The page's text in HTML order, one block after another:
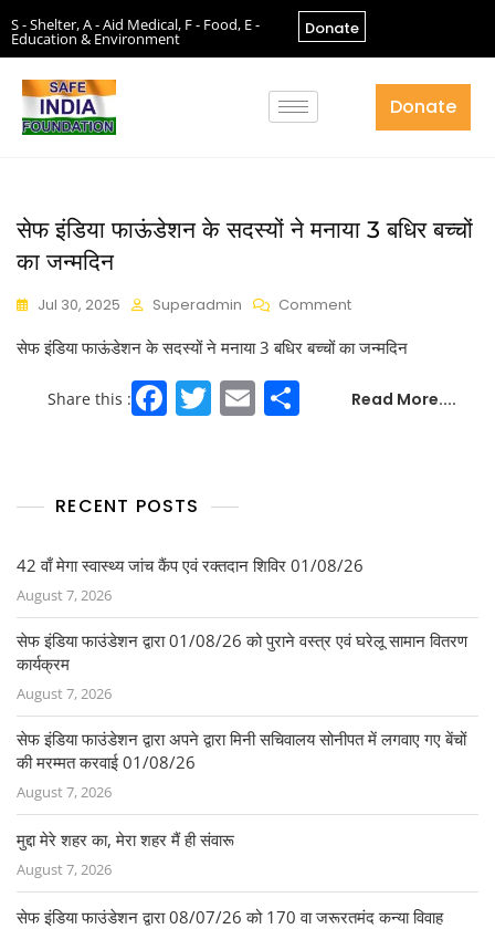
S - Shelter, A - Aid Medical, F - Food, E -
Education & Environment Donate
Donate
सेफ इंडिया फाऊंडेशन के सदस्यों ने मनाया 3 बधिर बच्चों
का जन्मदिन
Jul 30, 2025 Superadmin Comment
सेफ इंडिया फाऊंडेशन के सदस्यों ने मनाया 3 बधिर बच्चों का जन्मदिन
Share this : F
e
o
o
k
T
er
E S Read More....
RECENT POSTS
42 वाँ मेगा स्वास्थ्य जांच कैंप एवं रक्तदान शिविर 01/08/26
August 7, 2026
सेफ इंडिया फाउंडेशन द्वारा 01/08/26 को पुराने वस्त्र एवं घरेलू सामान वितरण
कार्यक्रम
August 7, 2026
सेफ इंडिया फाउंडेशन द्वारा अपने द्वारा मिनी सचिवालय सोनीपत में लगवाए गए बेंचों
की मरम्मत करवाई 01/08/26
August 7, 2026
मुद्दा मेरे शहर का, मेरा शहर मैं ही संवारू
August 7, 2026
सेफ इंडिया फाउंडेशन द्वारा 08/07/26 को 170 वा जरूरतमंद कन्या विवाह